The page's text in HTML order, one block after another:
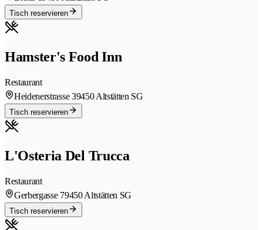
Tisch reservieren
Hamster's Food Inn
Restaurant
Heidenerstrasse 39450 Altstätten SG
Tisch reservieren
L'Osteria Del Trucca
Restaurant
Gerbergasse 79450 Altstätten SG
Tisch reservieren